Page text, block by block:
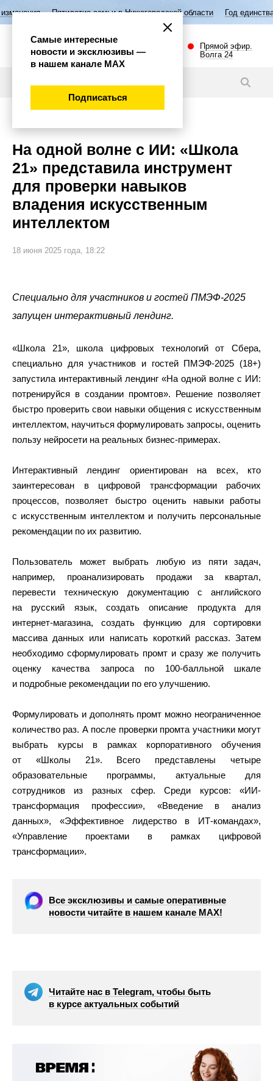
семьи в Нижегородской области Год единства народов России
Прямой эфир.
Волга 24
На одной волне с ИИ: «Школа
21» представила инструмент
для проверки навыков
владения искусственным
интеллектом
18 июня 2025 года, 18:22
Специально для участников и гостей ПМЭФ-2025
запущен интерактивный лендинг.
«Школа 21», школа цифровых технологий от Сбера,
специально для участников и гостей ПМЭФ-2025 (18+)
запустила интерактивный лендинг «На одной волне с ИИ:
потренируйся в создании промтов». Решение позволяет
быстро проверить свои навыки общения с искусственным
интеллектом, научиться формулировать запросы, оценить
пользу нейросети на реальных бизнес-примерах.
Интерактивный лендинг ориентирован на всех, кто
заинтересован в цифровой трансформации рабочих
процессов, позволяет быстро оценить навыки работы
с искусственным интеллектом и получить персональные
рекомендации по их развитию.
Пользователь может выбрать любую из пяти задач,
например, проанализировать продажи за квартал,
перевести техническую документацию с английского
на русский язык, создать описание продукта для
интернет-магазина, создать функцию для сортировки
массива данных или написать короткий рассказ. Затем
необходимо сформулировать промт и сразу же получить
оценку качества запроса по 100-балльной шкале
и подробные рекомендации по его улучшению.
Формулировать и дополнять промт можно неограниченное
количество раз. А после проверки промта участники могут
выбрать курсы в рамках корпоративного обучения
от «Школы 21». Всего представлены четыре
образовательные программы, актуальные для
сотрудников из разных сфер. Среди курсов: «ИИ-
трансформация профессии», «Введение в анализ
данных», «Эффективное лидерство в ИТ-командах»,
«Управление проектами в рамках цифровой
трансформации».
Все эксклюзивы и самые оперативные
новости читайте в нашем канале МАХ!
Читайте нас в Telegram, чтобы быть
в курсе актуальных событий
Самые интересные
новости и эксклюзивы —
в нашем канале МАХ
Подписаться